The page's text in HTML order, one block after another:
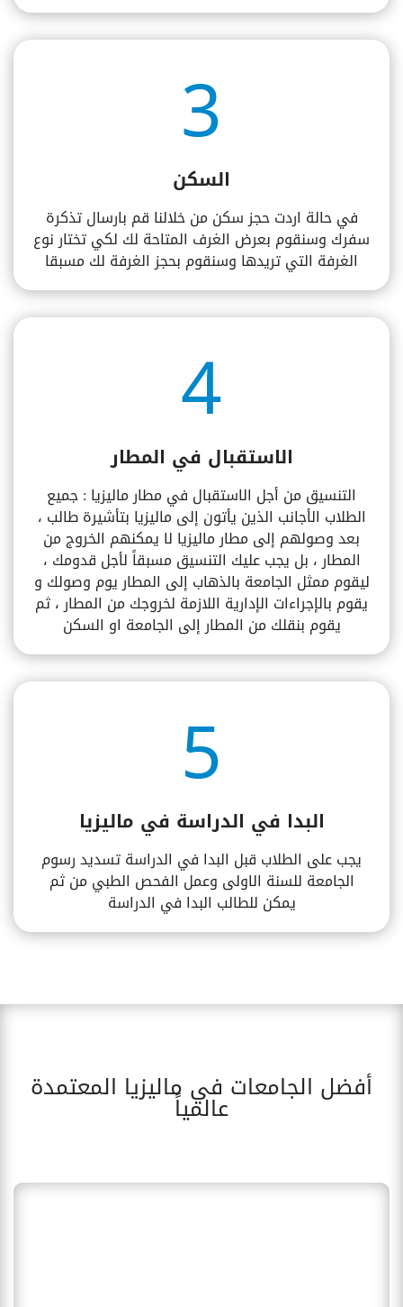
3
السكن
في حالة اردت حجز سكن من خلالنا قم بارسال تذكرة
سفرك وسنقوم بعرض الغرف المتاحة لك لكي تختار نوع
الغرفة التي تريدها وسنقوم بحجز الغرفة لك مسبقا
4
الاستقبال في المطار
التنسيق من أجل الاستقبال في مطار ماليزيا : جميع
الطلاب الأجانب الذين يأتون إلى ماليزيا بتأشيرة طالب ،
بعد وصولهم إلى مطار ماليزيا لا يمكنهم الخروج من
المطار ، بل يجب عليك التنسيق مسبقاً لأجل قدومك ،
ليقوم ممثل الجامعة بالذهاب إلى المطار يوم وصولك و
يقوم بالإجراءات الإدارية اللازمة لخروجك من المطار ، ثم
يقوم بنقلك من المطار إلى الجامعة او السكن​
5
البدا في الدراسة في ماليزيا
يجب على الطلاب قبل البدا في الدراسة تسديد رسوم
الجامعة للسنة الاولى وعمل الفحص الطبي من ثم
يمكن للطالب البدا في الدراسة
أفضل الجامعات في ماليزيا المعتمدة
عالمياً